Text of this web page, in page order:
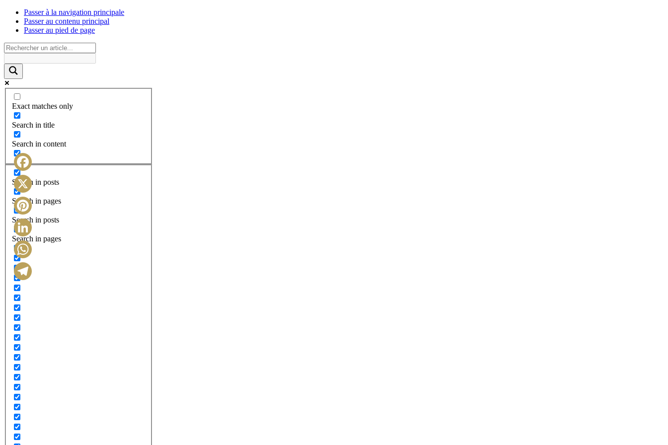
Passer à la navigation principale
Passer au contenu principal
Passer au pied de page
Exact matches only
Search in title
Search in content
Search in posts
Search in pages
Search in posts
Search in pages
Facebook
X
Pinterest
LinkedIn
WhatsApp
Telegram